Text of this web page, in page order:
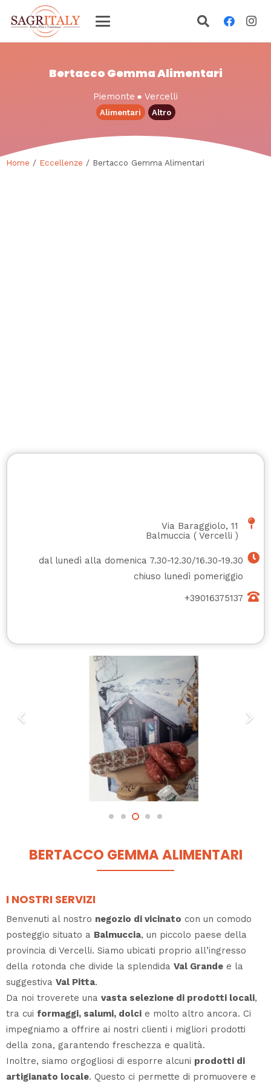
Bertacco Gemma Alimentari
Piemonte ● Vercelli
Alimentari Altro
Home / Eccellenze / Bertacco Gemma Alimentari
Via Baraggiolo, 11
Balmuccia ( Vercelli )
dal lunedì alla domenica 7.30-12.30/16.30-19.30
chiuso lunedì pomeriggio
+39016375137
BERTACCO GEMMA ALIMENTARI
I NOSTRI SERVIZI
Benvenuti al nostro negozio di vicinato con un comodo
posteggio situato a Balmuccia, un piccolo paese della
provincia di Vercelli. Siamo ubicati proprio all’ingresso
della rotonda che divide la splendida Val Grande e la
suggestiva Val Pitta.
Da noi troverete una vasta selezione di prodotti locali,
tra cui formaggi, salumi, dolci e molto altro ancora. Ci
impegniamo a offrire ai nostri clienti i migliori prodotti
della zona, garantendo freschezza e qualità.
Inoltre, siamo orgogliosi di esporre alcuni prodotti di
artigianato locale. Questo ci permette di promuovere e